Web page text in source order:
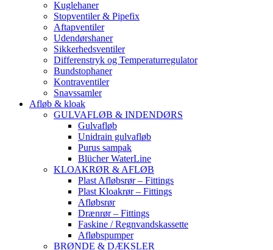
Kuglehaner
Stopventiler & Pipefix
Aftapventiler
Udendørshaner
Sikkerhedsventiler
Differenstryk og Temperaturregulator
Bundstophaner
Kontraventiler
Snavssamler
Afløb & kloak
GULVAFLØB & INDENDØRS
Gulvafløb
Unidrain gulvafløb
Purus sampak
Blücher WaterLine
KLOAKRØR & AFLØB
Plast Afløbsrør – Fittings
Plast Kloakrør – Fittings
Afløbsrør
Drænrør – Fittings
Faskine / Regnvandskassette
Afløbspumper
BRØNDE & DÆKSLER